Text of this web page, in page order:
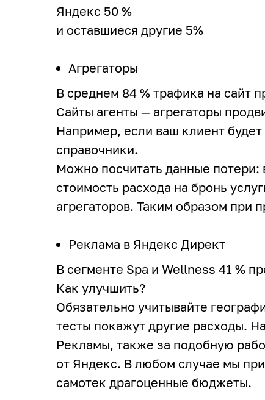
Яндекс 50 %
и оставшиеся другие 5%
Агрегаторы
В среднем 84 % трафика на сайт
Сайты агенты — агрегаторы
Например, если ваш клиент
справочники.
Можно посчитать данные
стоимость расхода на бронь
агрегаторов. Таким образом при
Реклама в Яндекс Директ
В сегменте Spa и Wellness 41 %
Как улучшить?
Обязательно учитывайте
тесты покажут другие расходы.
Рекламы, также за подобную
от Яндекс. В любом случае мы
самотек драгоценные бюджеты.